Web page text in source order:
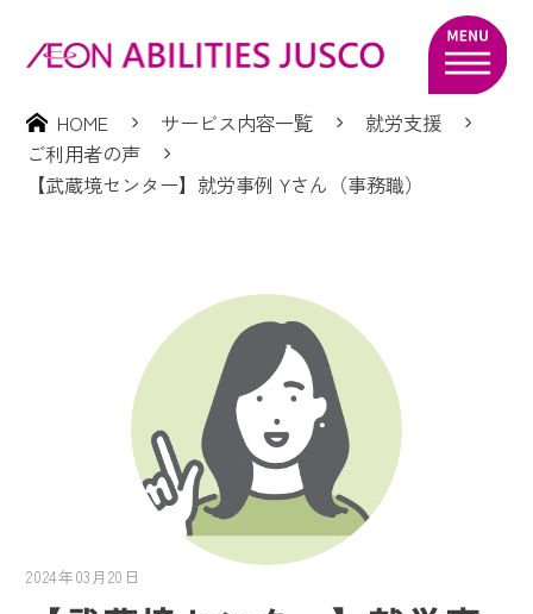
HOME サービス内容一覧
就労支援
ご利用者の声
【武蔵境センター】就労事例 Yさん（事務職）
2024年03月20日